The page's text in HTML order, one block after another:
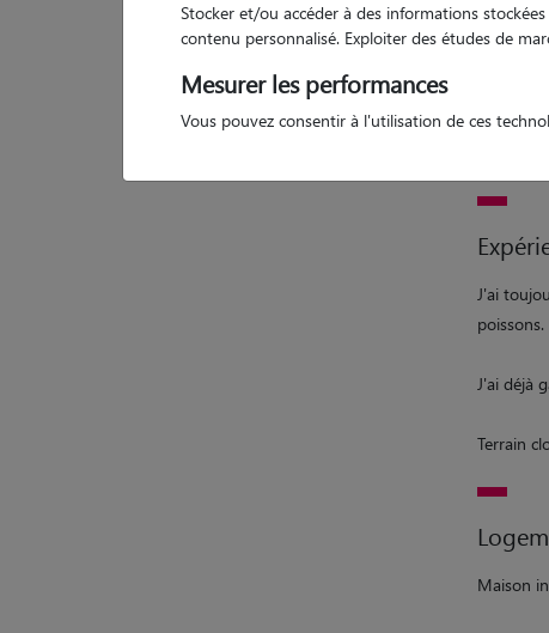
vos
J'ai
poissons.
J'ai déjà
Terrain
Maison
Stocker et/ou accéder à des informations
contenu personnalisé. Exploiter des études de
Mesurer les performances
Vous pouvez consentir à l'utilisation de ces